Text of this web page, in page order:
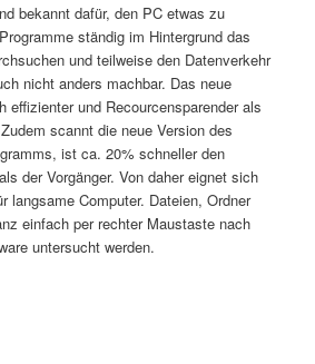
bekannt dafür, den PC etwas zu
ständig im Hintergrund das
und teilweise den Datenverkehr
nicht anders machbar. Das neue
effizienter und Recourcensparender als
scannt die neue Version des
ist ca. 20% schneller den
der Vorgänger. Von daher eignet sich
langsame Computer. Dateien, Ordner
einfach per rechter Maustaste nach
untersucht werden.